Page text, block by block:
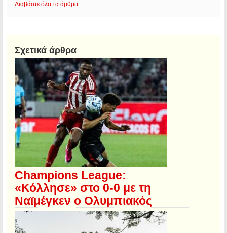
Διαβάστε όλα τα άρθρα
Σχετικά άρθρα
Champions League:
«Κόλλησε» στο 0-0 με τη
Ναϊμέγκεν ο Ολυμπιακός